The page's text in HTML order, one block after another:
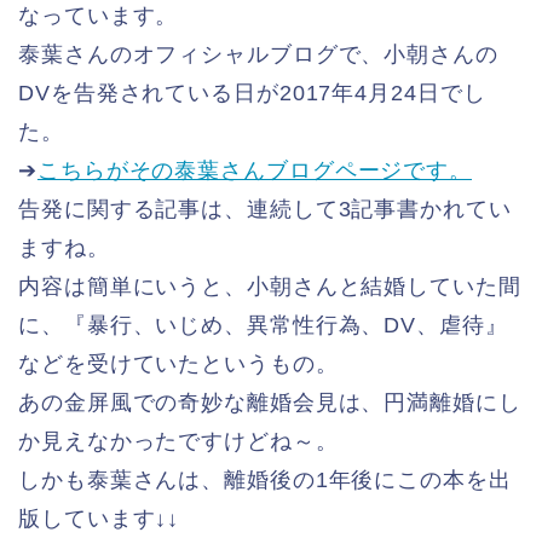
なっています。
泰葉さんのオフィシャルブログで、小朝さんの
DVを告発されている日が2017年4月24日でし
た。
➔ こちらがその泰葉さんブログページです。
告発に関する記事は、連続して3記事書かれてい
ますね。
内容は簡単にいうと、小朝さんと結婚していた間
に、『暴行、いじめ、異常性行為、DV、虐待』
などを受けていたというもの。
あの金屏風での奇妙な離婚会見は、円満離婚にし
か見えなかったですけどね～。
しかも泰葉さんは、離婚後の1年後にこの本を出
版しています↓↓